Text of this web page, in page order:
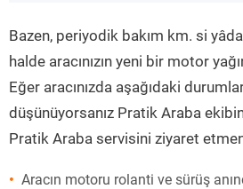
Bazen, periyodik bakım km. si
halde aracınızın yeni bir motor
Eğer aracınızda aşağıdaki
düşünüyorsanız Pratik Araba
Pratik Araba servisini ziyaret
Aracın motoru rolanti ve sürüş